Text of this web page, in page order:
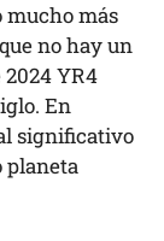
mucho más
no hay un
YR4
En
significativo
planeta